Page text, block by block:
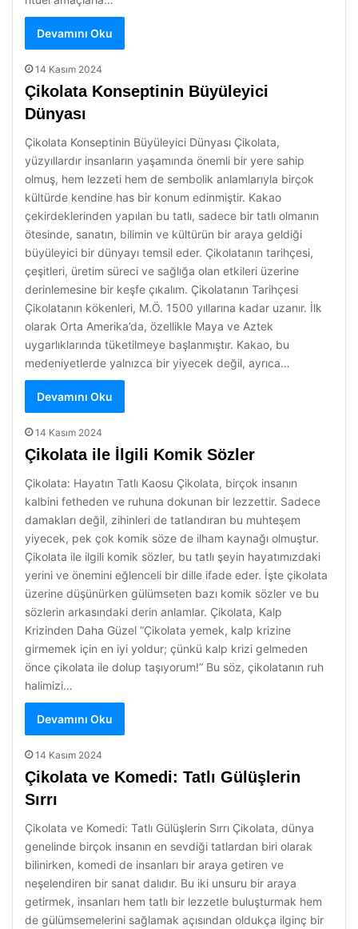
Devamını Oku
14 Kasım 2024
Çikolata Konseptinin Büyüleyici
Dünyası
Çikolata Konseptinin Büyüleyici Dünyası Çikolata,
yüzyıllardır insanların yaşamında önemli bir yere sahip
olmuş, hem lezzeti hem de sembolik anlamlarıyla birçok
kültürde kendine has bir konum edinmiştir. Kakao
çekirdeklerinden yapılan bu tatlı, sadece bir tatlı olmanın
ötesinde, sanatın, bilimin ve kültürün bir araya geldiği
büyüleyici bir dünyayı temsil eder. Çikolatanın tarihçesi,
çeşitleri, üretim süreci ve sağlığa olan etkileri üzerine
derinlemesine bir keşfe çıkalım. Çikolatanın Tarihçesi
Çikolatanın kökenleri, M.Ö. 1500 yıllarına kadar uzanır. İlk
olarak Orta Amerika’da, özellikle Maya ve Aztek
uygarlıklarında tüketilmeye başlanmıştır. Kakao, bu
medeniyetlerde yalnızca bir yiyecek değil, ayrıca…
Devamını Oku
14 Kasım 2024
Çikolata ile İlgili Komik Sözler
Çikolata: Hayatın Tatlı Kaosu Çikolata, birçok insanın
kalbini fetheden ve ruhuna dokunan bir lezzettir. Sadece
damakları değil, zihinleri de tatlandıran bu muhteşem
yiyecek, pek çok komik söze de ilham kaynağı olmuştur.
Çikolata ile ilgili komik sözler, bu tatlı şeyin hayatımızdaki
yerini ve önemini eğlenceli bir dille ifade eder. İşte çikolata
üzerine düşünürken gülümseten bazı komik sözler ve bu
sözlerin arkasındaki derin anlamlar. Çikolata, Kalp
Krizinden Daha Güzel “Çikolata yemek, kalp krizine
girmemek için en iyi yoldur; çünkü kalp krizi gelmeden
önce çikolata ile dolup taşıyorum!” Bu söz, çikolatanın ruh
halimizi…
Devamını Oku
14 Kasım 2024
Çikolata ve Komedi: Tatlı Gülüşlerin
Sırrı
Çikolata ve Komedi: Tatlı Gülüşlerin Sırrı Çikolata, dünya
genelinde birçok insanın en sevdiği tatlardan biri olarak
bilinirken, komedi de insanları bir araya getiren ve
neşelendiren bir sanat dalıdır. Bu iki unsuru bir araya
getirmek, insanları hem tatlı bir lezzetle buluşturmak hem
de gülümsemelerini sağlamak açısından oldukça ilginç bir